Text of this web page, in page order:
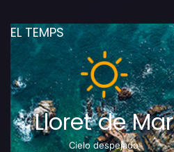
EL TEMPS
Lloret de Mar
Cielo despejado